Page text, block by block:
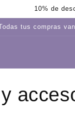
10% de
tus compras